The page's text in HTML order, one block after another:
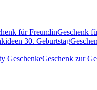
für FreundinGeschenk
30. Geburtstag
GeschenkeGeschenk zur